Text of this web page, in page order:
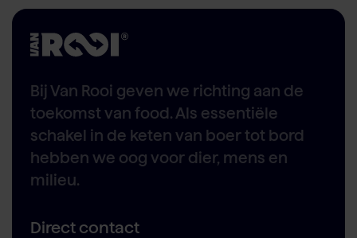
Bij Van Rooi geven we richting aan de
toekomst van food. Als essentiële
schakel in de keten van boer tot bord
hebben we oog voor dier, mens en
milieu.
Direct contact